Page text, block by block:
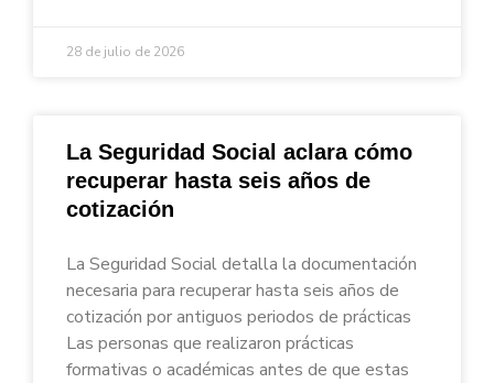
28 de julio de 2026
La Seguridad Social aclara cómo
recuperar hasta seis años de
cotización
La Seguridad Social detalla la documentación
necesaria para recuperar hasta seis años de
cotización por antiguos periodos de prácticas
Las personas que realizaron prácticas
formativas o académicas antes de que estas